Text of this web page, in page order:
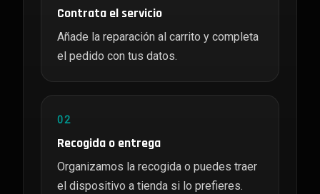
Contrata el servicio
Añade la reparación al carrito y completa
el pedido con tus datos.
02
Recogida o entrega
Organizamos la recogida o puedes traer
el dispositivo a tienda si lo prefieres.